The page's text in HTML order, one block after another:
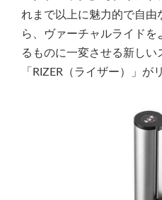
れまで以上に魅力的で自由
ら、ヴァーチャルライド
るものに一変させる新しい
「RIZER（ライザー）」が